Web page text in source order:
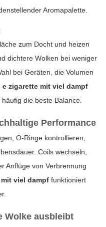
Aromapalette.
zum Docht und heizen
dichtere Wolken bei weniger
bei Geräten, die Volumen
e zigarette mit viel dampf
die beste Balance.
Performance
O-Ringe kontrollieren,
Coils wechseln,
Anflüge von Verbrennung
viel dampf funktioniert
Wolke ausbleibt